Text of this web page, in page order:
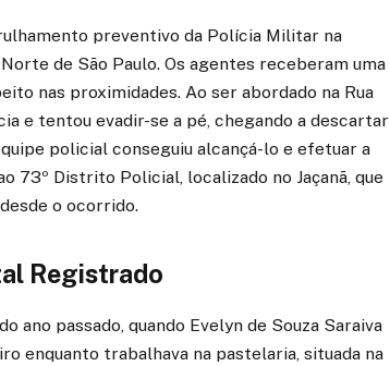
preventivo da Polícia Militar na
de São Paulo. Os agentes receberam uma
nas proximidades. Ao ser abordado na Rua
e tentou evadir-se a pé, chegando a descartar
policial conseguiu alcançá-lo e efetuar a
73º Distrito Policial, localizado no Jaçanã, que
o ocorrido.
Registrado
ano passado, quando Evelyn de Souza Saraiva
enquanto trabalhava na pastelaria, situada na